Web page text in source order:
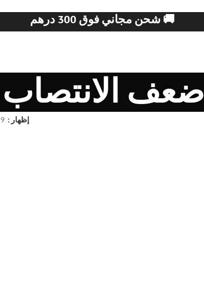
🚚 شحن مجاني فوق 300 درهم
ضعف الانتصاب
إظهار 9